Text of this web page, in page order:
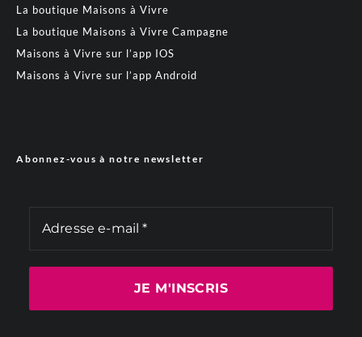
La boutique Maisons à Vivre
La boutique Maisons à Vivre Campagne
Maisons à Vivre sur l’app IOS
Maisons à Vivre sur l’app Android
Abonnez-vous à notre newsletter